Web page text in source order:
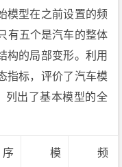
模型在之前设置的频
有五个是汽车的整体
构的局部变形。利用
指标，评价了汽车模
列出了基本模型的全
序
模
频